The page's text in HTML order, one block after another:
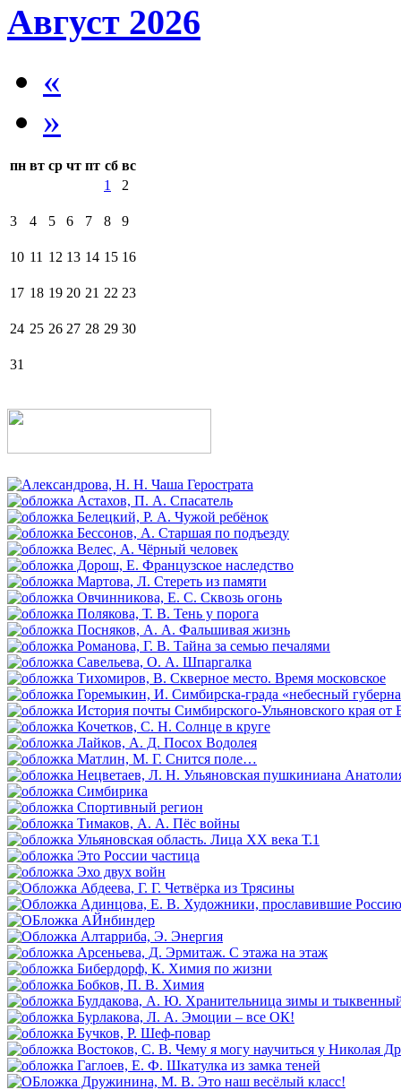
Август 2026
«
»
пн вт ср чт пт сб вс
1
2
3 4 5 6 7 8 9
10 11 12 13 14 15 16
17 18 19 20 21 22 23
24 25 26 27 28 29 30
31